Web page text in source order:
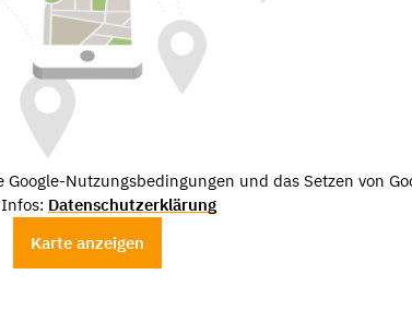
Nutzungsbedingungen und das Setzen von
Datenschutzerklärung
Karte anzeigen